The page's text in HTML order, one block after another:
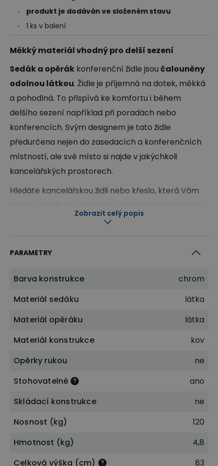
produkt je dodáván ve složeném stavu
1 ks v balení
Měkký materiál vhodný pro delší sezení
Sedák a opěrák konferenční židle jsou čalouněny
odolnou látkou. Židle je příjemná na dotek, měkká
a pohodlná. To přispívá ke komfortu i během
delšího sezení například při poradách nebo
konferencích. Svým designem je tato židle
předurčena nejen do zasedacích a konferenčních
místností, ale své místo si najde v jakýchkoli
kancelářských prostorech.
Hledáte kancelářskou židli nebo křeslo, která Vám
je pro Vás ideální volboulátkový potah
Odolná kovová konstrukce
Jednou z základních součástí židle je
stabilitu, odolnost vůči opotřebení a dlouhou
životnost. Kovová konstrukce je nenáročná na
Zobrazit celý popis
PARAMETRY
Barva konstrukce
chrom
Materiál sedáku
látka
Materiál opěráku
látka
Materiál konstrukce
kov
Opěrky rukou
ne
Stohovatelné
ano
Skládací konstrukce
ne
Nosnost (kg)
120
Hmotnost (kg)
4,8
Celková výška (cm)
83